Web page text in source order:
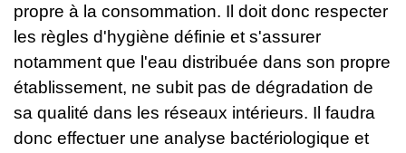
propre à la consommation. Il doit donc respecter
les règles d'hygiène définie et s'assurer
notamment que l'eau distribuée dans son propre
établissement, ne subit pas de dégradation de
sa qualité dans les réseaux intérieurs. Il faudra
donc effectuer une analyse bactériologique et